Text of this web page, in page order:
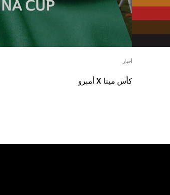
أخبار
كأس مينا X أمبرو